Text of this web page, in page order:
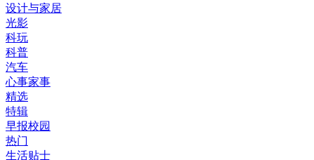
设计与家居
光影
科玩
科普
汽车
心事家事
精选
特辑
早报校园
热门
生活贴士